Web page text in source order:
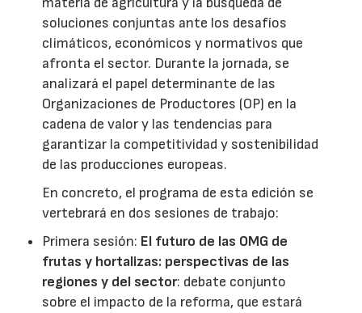
soluciones conjuntas ante los desafíos
climáticos, económicos y normativos que
afronta el sector. Durante la jornada, se
analizará el papel determinante de las
Organizaciones de Productores (OP) en la
cadena de valor y las tendencias para
garantizar la competitividad y sostenibilidad
de las producciones europeas.
En concreto, el programa de esta edición se
vertebrará en dos sesiones de trabajo:
Primera sesión: El futuro de las OMG de
frutas y hortalizas: perspectivas de las
regiones y del sector: debate conjunto
sobre el impacto de la reforma, que estará